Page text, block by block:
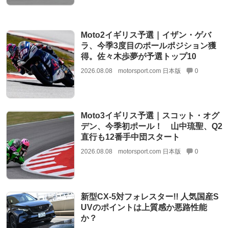
Moto2イギリス予選｜イザン・ゲバ
ラ、今季3度目のポールポジション獲
得。佐々木歩夢が予選トップ10
2026.08.08 motorsport.com 日本版 0
Moto3イギリス予選｜スコット・オグ
デン、今季初ポール！ 山中琉聖、Q2
直行も12番手中団スタート
2026.08.08 motorsport.com 日本版 0
新型CX-5対フォレスター!! 人気国産S
UVのポイントは上質感か悪路性能
か？